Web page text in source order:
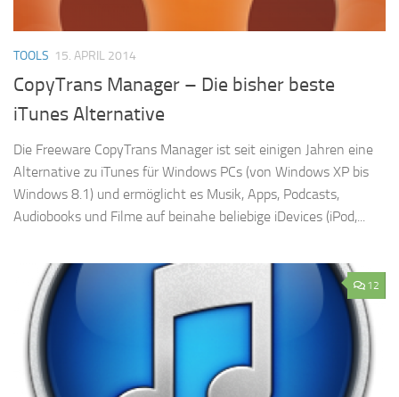
TOOLS 15. APRIL 2014
CopyTrans Manager – Die bisher beste
iTunes Alternative
Die Freeware CopyTrans Manager ist seit einigen Jahren eine
Alternative zu iTunes für Windows PCs (von Windows XP bis
Windows 8.1) und ermöglicht es Musik, Apps, Podcasts,
Audiobooks und Filme auf beinahe beliebige iDevices (iPod,...
12